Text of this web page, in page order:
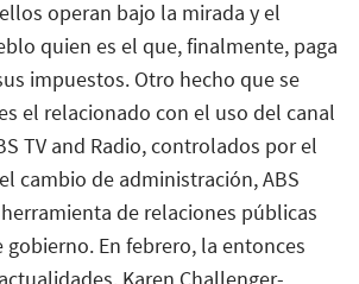
operan bajo la mirada y el
quien es el que, finalmente, paga
impuestos. Otro hecho que se
el relacionado con el uso del canal
TV and Radio, controlados por el
cambio de administración, ABS
de relaciones públicas
En febrero, la entonces
Karen Challenger-